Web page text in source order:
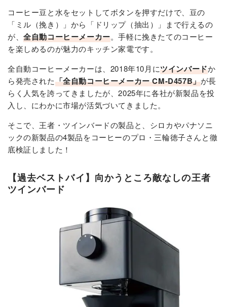
コーヒー豆と水をセットしてボタンを押すだけで、豆の
「ミル（挽き）」から「ドリップ（抽出）」まで行えるの
が、全自動コーヒーメーカー。手軽に挽きたてのコーヒー
を楽しめるのが魅力のキッチン家電です。
全自動コーヒーメーカーは、2018年10月にツインバードか
ら発売された「全自動コーヒーメーカー CM-D457B」が長
らく人気を誇ってきましたが、2025年に各社が新製品を投
入し、にわかに市場が活気づいてきました。
そこで、王者・ツインバードの製品と、シロカやパナソニ
ックの新製品の4製品をコーヒーのプロ・三輪徳子さんと徹
底検証しました！
【過去ベストバイ】向かうところ敵なしの王者
ツインバード